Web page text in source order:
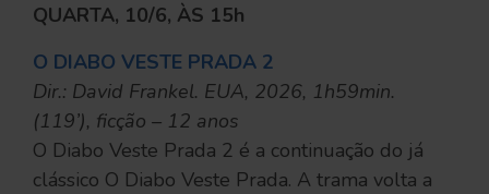
QUARTA, 10/6, ÀS 15h
O DIABO VESTE PRADA 2
Dir.: David Frankel. EUA, 2026, 1h59min.
(119’), ficção – 12 anos
O Diabo Veste Prada 2 é a continuação do já
clássico O Diabo Veste Prada. A trama volta a